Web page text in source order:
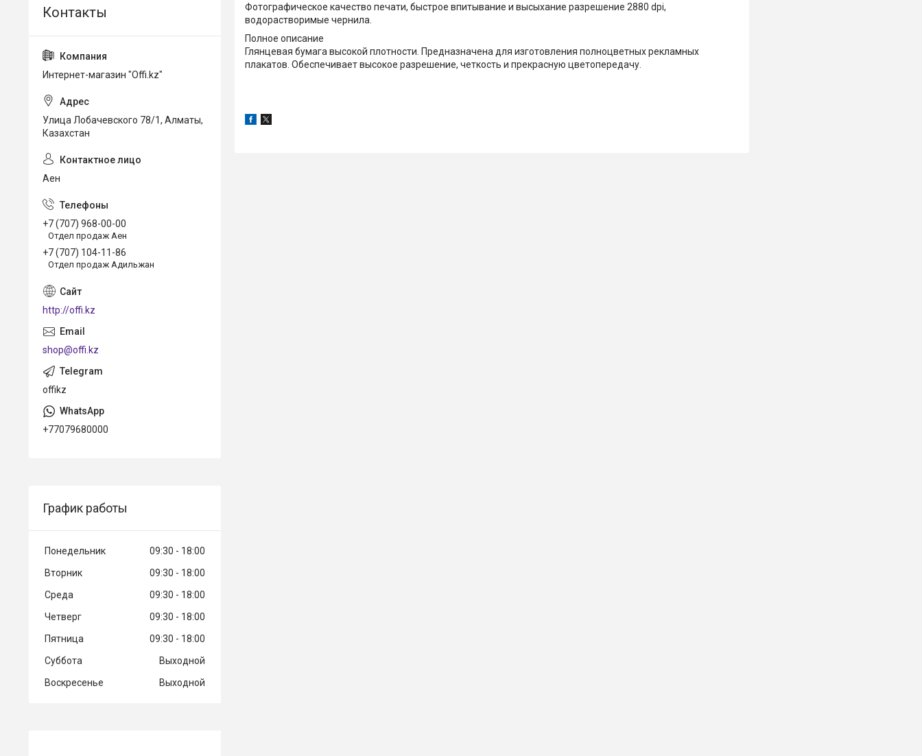
Фотографическое качество печати, быстрое впитывание и высыхание разрешение 2880 dpi,
водорастворимые чернила.
Полное описание
Глянцевая бумага высокой плотности. Предназначена для изготовления полноцветных рекламных
плакатов. Обеспечивает высокое разрешение, четкость и прекрасную цветопередачу.
Интернет-магазин "Offi.kz"
Улица Лобачевского 78/1, Алматы,
Казахстан
Аен
+7 (707) 968-00-00
Отдел продаж Аен
+7 (707) 104-11-86
Отдел продаж Адильжан
http://offi.kz
shop@offi.kz
offikz
+77079680000
График работы
Понедельник 09:30
18:00
Вторник
09:30
18:00
Среда
09:30
18:00
Четверг
09:30
18:00
Пятница
09:30
18:00
Суббота
Выходной
Воскресенье
Выходной